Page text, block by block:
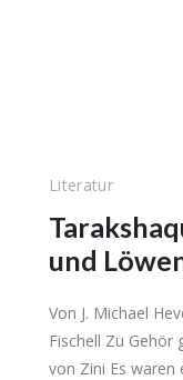
Literatur
und
Von J. Michael
Fischell Zu Gehör
von Zini Es waren